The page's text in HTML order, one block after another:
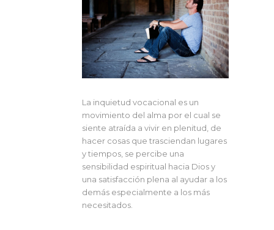
La inquietud vocacional es un
movimiento del alma por el cual se
siente atraída a vivir en plenitud, de
hacer cosas que trasciendan lugares
y tiempos, se percibe una
sensibilidad espiritual hacia Dios y
una satisfacción plena al ayudar a los
demás especialmente a los más
necesitados.